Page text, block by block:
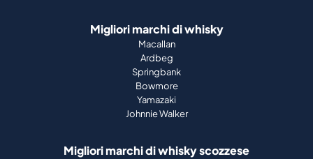
Migliori marchi di whisky
Macallan
Ardbeg
Springbank
Bowmore
Yamazaki
Johnnie Walker
Migliori marchi di whisky scozzese